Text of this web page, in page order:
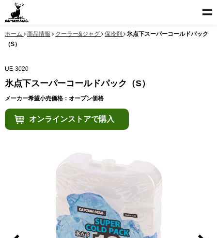
ホーム 商品情報 クーラー&ジャグ 保冷剤
氷点下スーパーコールドパック
（S）
UE-3020
氷点下スーパーコールドパック（S）
メーカー希望小売価格：オープン価格
オンラインストアで購入